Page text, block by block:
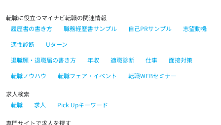
転職に役立つマイナビ転職の関連情報
履歴書の書き方
職務経歴書サンプル 自己PRサンプル
志望動機
適性診断
Uターン
退職願・退職届の書き方
年収 適職診断 仕事
面接対策
転職ノウハウ
転職フェア・イベント 転職WEBセミナー
求人検索
転職
求人 Pick Upキーワード
専門サイトで求人を探す